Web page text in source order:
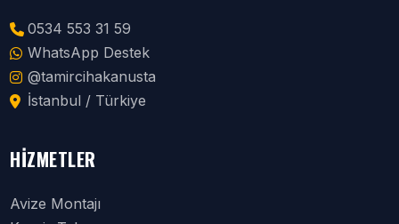
0534 553 31 59
WhatsApp Destek
@tamircihakanusta
İstanbul / Türkiye
HIZMETLER
Avize Montajı